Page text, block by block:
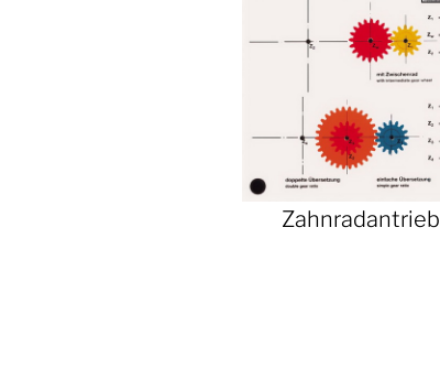
Zahnradantrieb